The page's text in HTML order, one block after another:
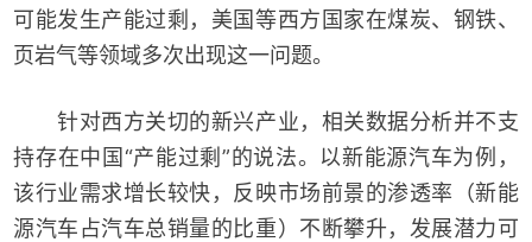
可能发生产能过剩，美国等西方国家在煤炭、钢铁、
页岩气等领域多次出现这一问题。
针对西方关切的新兴产业，相关数据分析并不支
持存在中国“产能过剩”的说法。以新能源汽车为例，
该行业需求增长较快，反映市场前景的渗透率（新能
源汽车占汽车总销量的比重）不断攀升，发展潜力可